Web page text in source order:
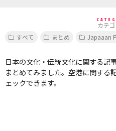
カテ
すべて
まとめ Japaaan
日本の文化・伝統文化に関する記
まとめてみました。空港に関する
ェックできます。